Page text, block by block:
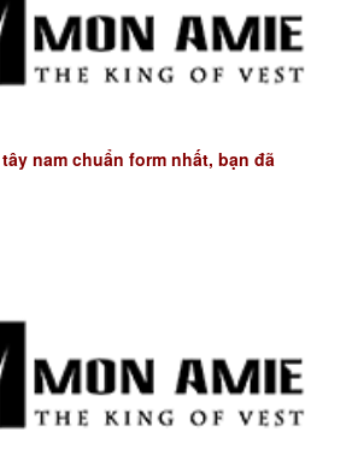
nam chuẩn form nhất, bạn đã